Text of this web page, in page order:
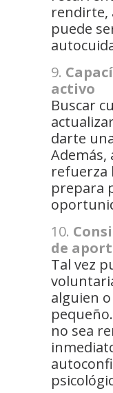
rendirte,
puede
activo
Buscar
darte
Además,
refuerza
prepara
de
Tal vez
alguien
no sea